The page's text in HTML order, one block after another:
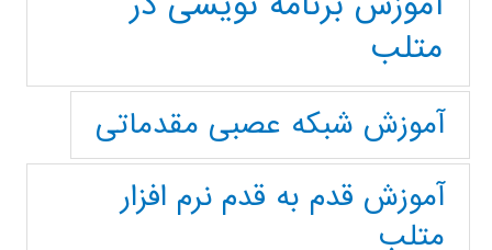
متلب
آموزش شبکه عصبی مقدماتی
آموزش قدم به قدم نرم افزار
متلب